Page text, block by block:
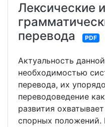
Лексические и
перевода
PDF
Актуальность
необходимостью
перевода, их
переводоведение
развития
спорных положений.